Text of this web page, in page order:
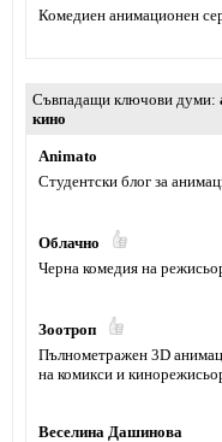
Комедиен анимационен
Съвпадащи ключови думи
кино
Animato
Студентски блог за
Облачно
Черна комедия на
Зоотроп
Пълнометражен 3D
на комикси и
Веселина Дашинова